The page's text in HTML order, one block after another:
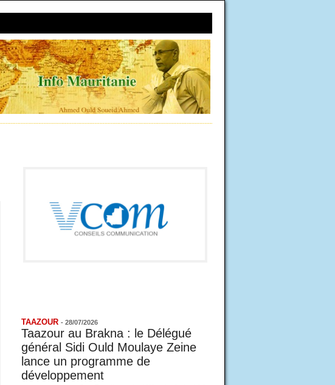
TAAZOUR - 28/07/2026
Taazour au Brakna : le Délégué
général Sidi Ould Moulaye Zeine
lance un programme de
développement